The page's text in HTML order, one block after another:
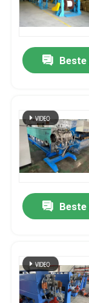
Video's
Over ons
Vraag een
Cable
Draadtrekkers